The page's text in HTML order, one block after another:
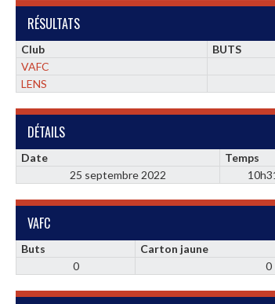
RÉSULTATS
Club BUTS
VAFC
LENS
DÉTAILS
Date Temps
25 septembre 2022
VAFC
Buts Carton jaune
0
0